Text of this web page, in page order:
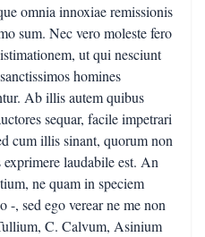
omnia innoxiae remissionis
sum. Nec vero moleste fero
ut qui nesciunt
homines
Ab illis autem quibus
sequar, facile impetrari
cum illis sinant, quorum non
laudabile est. An
ne quam in speciem
-, sed ego verear ne me non
C. Calvum, Asinium